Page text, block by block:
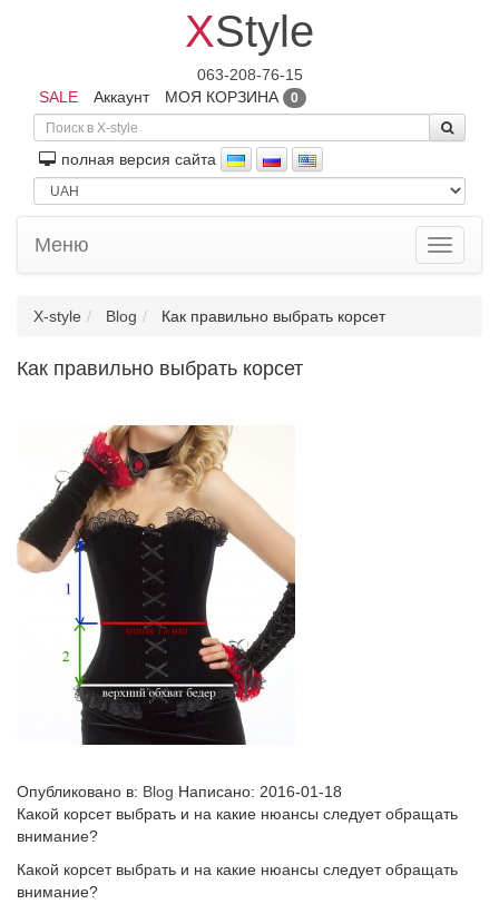
XStyle
063-208-76-15
SALE
Аккаунт МОЯ КОРЗИНА 0
полная версия сайта
Toggle
Меню
X-style Blog Как правильно выбрать корсет
Как правильно выбрать корсет
Опубликовано в: Blog Написано: 2016-01-18
Какой корсет выбрать и на какие нюансы следует обращать
внимание?
Какой корсет выбрать и на какие нюансы следует обращать
внимание?